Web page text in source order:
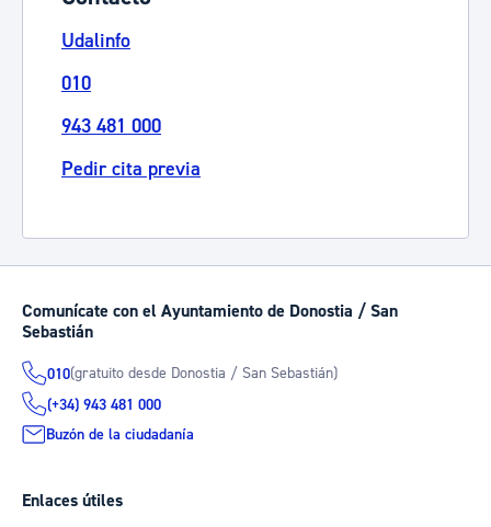
Udalinfo
010
943 481 000
Pedir cita previa
Comunícate con el Ayuntamiento de Donostia / San
Sebastián
010(gratuito desde Donostia / San Sebastián)
(+34) 943 481 000
Buzón de la ciudadanía
Enlaces útiles